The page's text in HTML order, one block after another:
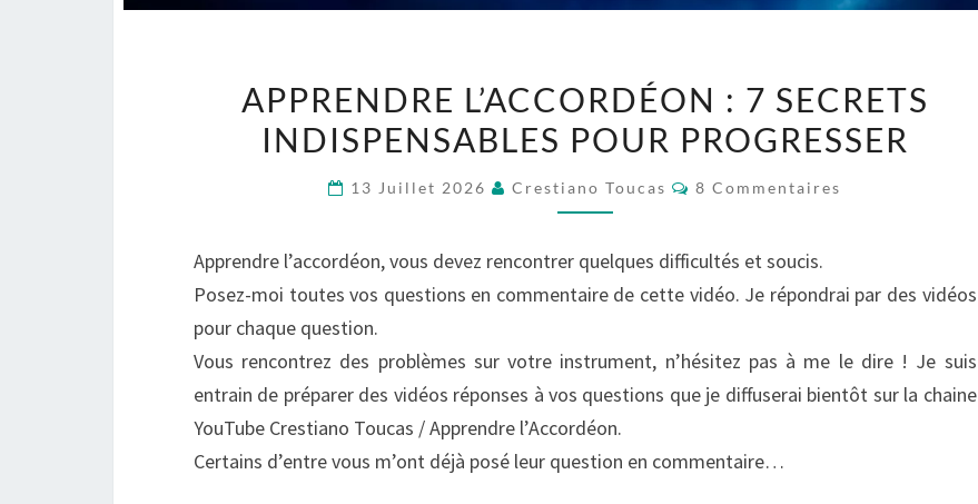
L’ACCORDÉON
:
SECRETS
POUR
PROGRESSER
APPRENDRE L’ACCORDÉON : 7 SECRETS
INDISPENSABLES POUR PROGRESSER
13 Juillet 2026 Crestiano Toucas Commentaires
8 Commentaires
Apprendre l’accordéon, vous devez rencontrer quelques difficultés et soucis.
Posez-moi toutes vos questions en commentaire de cette vidéo. Je répondrai par des vidéos
pour chaque question.
Vous rencontrez des problèmes sur votre instrument, n’hésitez pas à me le dire ! Je suis
entrain de préparer des vidéos réponses à vos questions que je diffuserai bientôt sur la chaine
YouTube Crestiano Toucas / Apprendre l’Accordéon.
Certains d’entre vous m’ont déjà posé leur question en commentaire…